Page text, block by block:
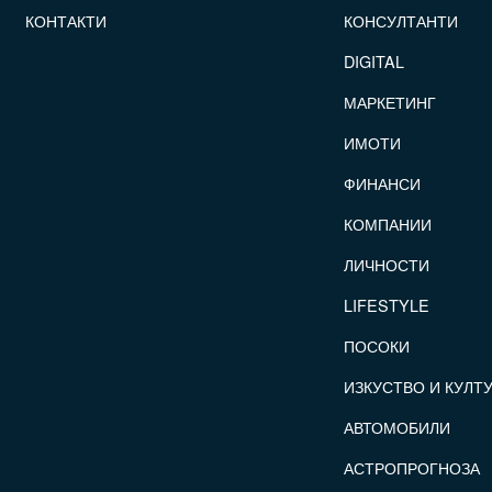
КОНТАКТИ
КОНСУЛТАНТИ
DIGITAL
МАРКЕТИНГ
ИМОТИ
ФИНАНСИ
КОМПАНИИ
ЛИЧНОСТИ
LIFESTYLE
ПОСОКИ
ИЗКУСТВО И
АВТОМОБИЛИ
АСТРОПРОГНОЗА